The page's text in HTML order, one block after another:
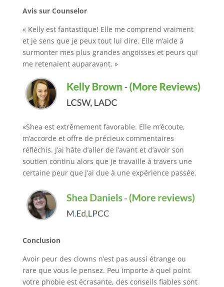
Avis sur Counselor
« Kelly est fantastique! Elle me comprend vraiment
et je sens que je peux tout lui dire. Elle m’aide à
surmonter mes plus grandes angoisses et peurs qui
me retenaient auparavant. »
«Shea est extrêmement favorable. Elle m’écoute,
m’accorde et offre de précieux commentaires
réfléchis. J’ai hâte d’aller de l’avant et d’avoir son
soutien continu alors que je travaille à travers une
certaine peur que j’ai due à une expérience passée.
Conclusion
Avoir peur des clowns n’est pas aussi étrange ou
rare que vous le pensez. Peu importe à quel point
votre phobie est écrasante, des conseils fiables sont